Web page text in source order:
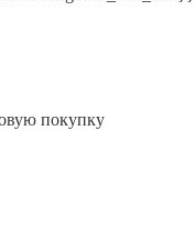
покупку